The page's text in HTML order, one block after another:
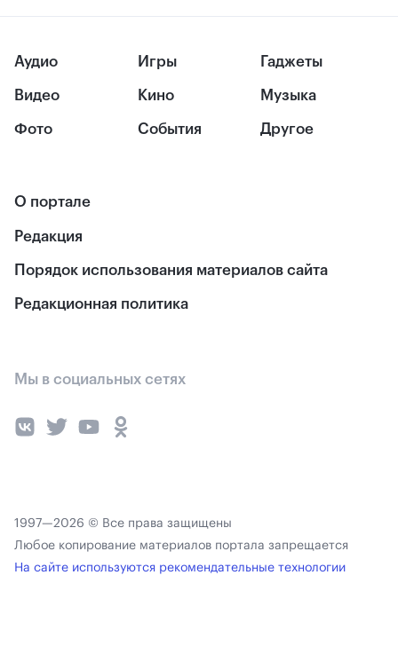
Аудио
Видео
Фото
Игры
Кино
События
Гаджеты
Музыка
Другое
О портале
Редакция
Порядок использования материалов сайта
Редакционная политика
Мы в социальных сетях
1997—2026 © Все права защищены
Любое копирование материалов портала запрещается
На сайте используются рекомендательные технологии